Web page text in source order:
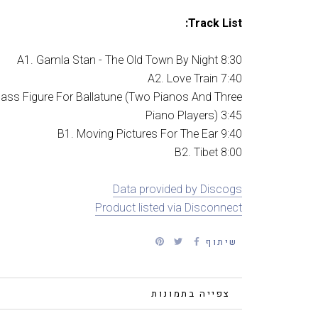
Track List:
A1. Gamla Stan - The Old Town By Night 8:30
A2. Love Train 7:40
Figure For Ballatune (Two Pianos And Three
Piano Players) 3:45
B1. Moving Pictures For The Ear 9:40
B2. Tibet 8:00
Data provided by Discogs
Product listed via Disconnect
שיתוף
פרטים נוספים
צפייה בתמונות